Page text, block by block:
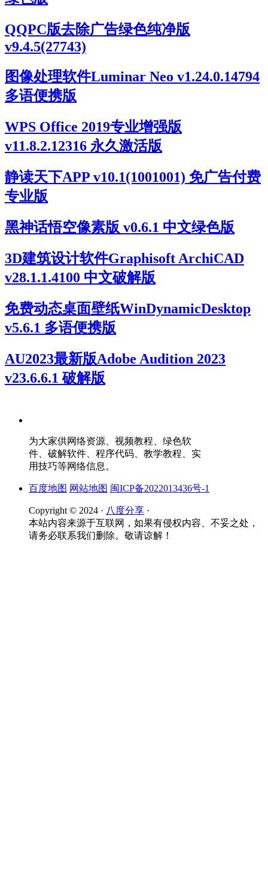
QQPC版去除广告绿色纯净版
v9.4.5(27743)
图像处理软件Luminar Neo v1.24.0.14794
多语便携版
WPS Office 2019专业增强版
v11.8.2.12316 永久激活版
静读天下APP v10.1(1001001) 免广告付费
专业版
黑神话悟空像素版 v0.6.1 中文绿色版
3D建筑设计软件Graphisoft ArchiCAD
v28.1.1.4100 中文破解版
免费动态桌面壁纸WinDynamicDesktop
v5.6.1 多语便携版
AU2023最新版Adobe Audition 2023
v23.6.6.1 破解版
为大家供网络资源、视频教程、绿色软
件、破解软件、程序代码、教学教程、实
用技巧等网络信息。
百度地图 网站地图 闽ICP备2022013436号-1
Copyright © 2024 · 八度分享 ·
本站内容来源于互联网，如果有侵权内容、不妥之处，
请务必联系我们删除。敬请谅解！